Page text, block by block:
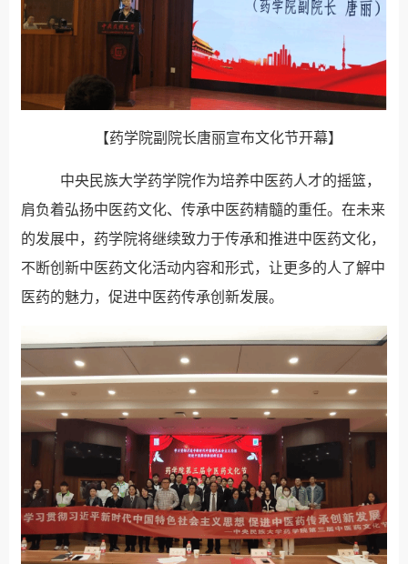
【药学院副院长唐丽宣布文化节开幕】
中央民族大学药学院作为培养中医药人才的摇篮，
肩负着弘扬中医药文化、传承中医药精髓的重任。在未来
的发展中，药学院将继续致力于传承和推进中医药文化，
不断创新中医药文化活动内容和形式，让更多的人了解中
医药的魅力，促进中医药传承创新发展。